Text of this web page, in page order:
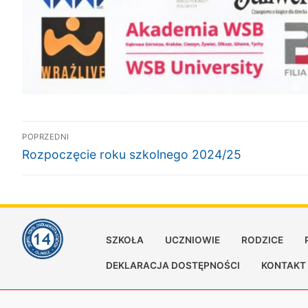
Nawigacja
wpisu
POPRZEDNI
Poprzedni
Rozpoczęcie roku szkolnego 2024/25
SZKOŁA UCZNIOWIE RODZICE
DEKLARACJA DOSTĘPNOŚCI KONTAKT